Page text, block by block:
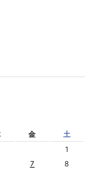
金
土
1
7
8